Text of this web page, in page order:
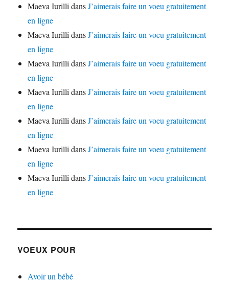
Maeva Iurilli dansJ’aimerais faire un voeu gratuitement
en ligne
Maeva Iurilli dansJ’aimerais faire un voeu gratuitement
en ligne
Maeva Iurilli dansJ’aimerais faire un voeu gratuitement
en ligne
Maeva Iurilli dansJ’aimerais faire un voeu gratuitement
en ligne
Maeva Iurilli dansJ’aimerais faire un voeu gratuitement
en ligne
Maeva Iurilli dansJ’aimerais faire un voeu gratuitement
en ligne
Maeva Iurilli dansJ’aimerais faire un voeu gratuitement
en ligne
VOEUX POUR
Avoir un bébé